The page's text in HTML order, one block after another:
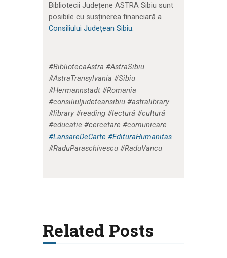
Bibliotecii Județene ASTRA Sibiu sunt
posibile cu susținerea financiară a
Consiliului Județean Sibiu.
#BibliotecaAstra #AstraSibiu
#AstraTransylvania #Sibiu
#Hermannstadt #Romania
#consiliuljudeteansibiu #astralibrary
#library #reading #lectură #cultură
#educatie #cercetare #comunicare
#LansareDeCarte #EdituraHumanitas
#RaduParaschivescu #RaduVancu
Related Posts